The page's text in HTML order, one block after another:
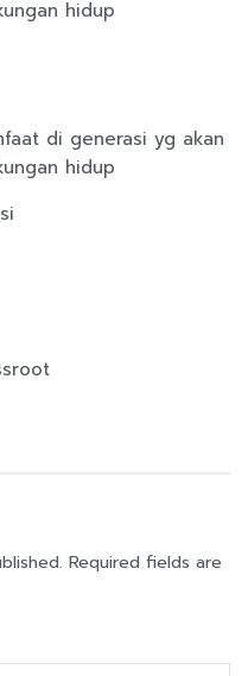
hidup
di generasi yg akan
hidup
Required fields are